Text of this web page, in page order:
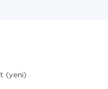
(yeni)